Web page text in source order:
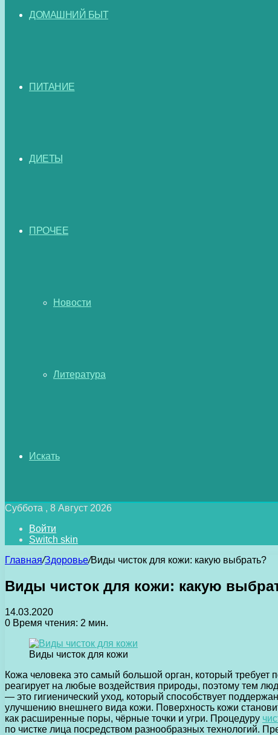
ДОМАШНИЙ БЫТ
ПИТАНИЕ
ДИЕТЫ
ПРОЧЕЕ
Новости
Литература
Искать
Суббота , 8 Август 2026
Войти
Switch skin
Главная/Здоровье/Виды чисток для кожи: какую выбрать?
Виды чисток для кожи: какую
14.03.2020
0 Время чтения: 2 мин.
Виды чисток для кожи
Кожа человека это самый большой орган, который требует
реагирует на любые воздействия природы, поэтому тем
— это гигиенический уход, который способствует
улучшению внешнего вида кожи. Поверхность кожи
как расширенные поры, чёрные точки и угри. Процедуру
по чистке лица посредством разнообразных технологий.